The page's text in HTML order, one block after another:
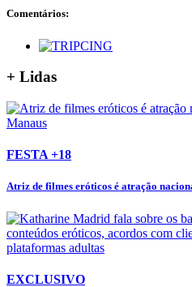
Comentários:
+ Lidas
FESTA +18
Atriz de filmes eróticos é atração
EXCLUSIVO